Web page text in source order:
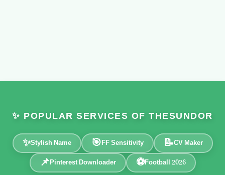
✨ POPULAR SERVICES OF THESUNDOR
✨Stylish Name 🎯FF Sensitivity 📝CV Maker
📌Pinterest Downloader ⚽Football 2026